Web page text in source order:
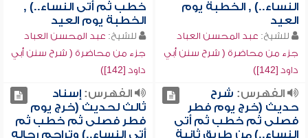
النساء..) , الخطبة يوم
العيد
للشيخ: عبد المحسن العباد
جزء من محاضرة ( شرح سنن أبي
داود [142])
خطب ثم أتى النساء..) ,
الخطبة يوم العيد
للشيخ: عبد المحسن العباد
جزء من محاضرة ( شرح سنن أبي
داود [142])
الفهرس: شرح
حديث (خرج يوم فطر
فصلى ثم خطب ثم أتى
النساء..) من طريق ثانية
الفهرس:إسناد
ثالث لحديث (خرج يوم
فطر فصلى ثم خطب ثم
أتى النساء..) وتراجم رجاله